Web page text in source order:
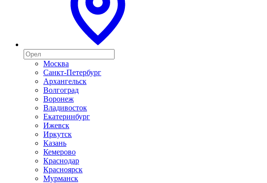
Москва
Санкт-Петербург
Архангельск
Волгоград
Воронеж
Владивосток
Екатеринбург
Ижевск
Иркутск
Казань
Кемерово
Краснодар
Красноярск
Мурманск